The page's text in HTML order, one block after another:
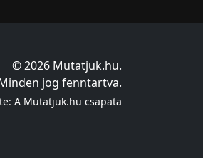
© 2026 Mutatjuk.hu.
jog fenntartva.
A Mutatjuk.hu csapata